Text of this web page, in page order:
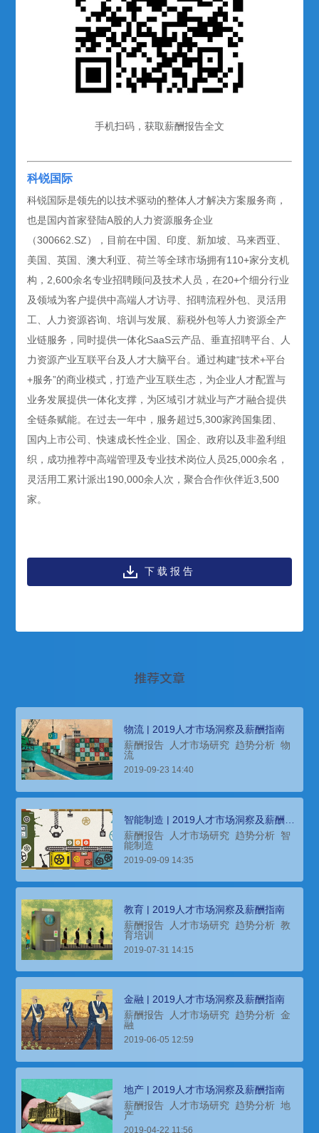
手机扫码，获取薪酬报告全文
科锐国际
科锐国际是领先的以技术驱动的整体人才解决方案服务商，
也是国内首家登陆A股的人力资源服务企业
（300662.SZ），目前在中国、印度、新加坡、马来西亚、
美国、英国、澳大利亚、荷兰等全球市场拥有110+家分支机
构，2,600余名专业招聘顾问及技术人员，在20+个细分行业
及领域为客户提供中高端人才访寻、招聘流程外包、灵活用
工、人力资源咨询、培训与发展、薪税外包等人力资源全产
业链服务，同时提供一体化SaaS云产品、垂直招聘平台、人
力资源产业互联平台及人才大脑平台。通过构建“技术+平台
+服务”的商业模式，打造产业互联生态，为企业人才配置与
业务发展提供一体化支撑，为区域引才就业与产才融合提供
全链条赋能。在过去一年中，服务超过5,300家跨国集团、
国内上市公司、快速成长性企业、国企、政府以及非盈利组
织，成功推荐中高端管理及专业技术岗位人员25,000余名，
灵活用工累计派出190,000余人次，聚合合作伙伴近3,500
家。
下载报告
推荐文章
物流 | 2019人才市场洞察及薪酬指南
薪酬报告
人才市场研究 趋势分析 物
流
2019-09-23 14:40
智能制造 | 2019人才市场洞察及薪酬指
南
薪酬报告 人才市场研究 趋势分析 智
能制造
2019-09-09 14:35
教育 | 2019人才市场洞察及薪酬指南
薪酬报告
人才市场研究 趋势分析 教
育培训
2019-07-31 14:15
金融 | 2019人才市场洞察及薪酬指南
薪酬报告
人才市场研究 趋势分析 金
融
2019-06-05 12:59
地产 | 2019人才市场洞察及薪酬指南
薪酬报告
人才市场研究 趋势分析 地
产
2019-04-22 11:56